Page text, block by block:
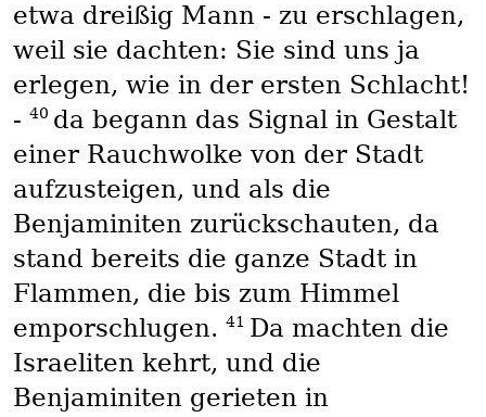
etwa dreißig Mann - zu erschlagen,
weil sie dachten: Sie sind uns ja
erlegen, wie in der ersten Schlacht!
- 40 da begann das Signal in Gestalt
einer Rauchwolke von der Stadt
aufzusteigen, und als die
Benjaminiten zurückschauten, da
stand bereits die ganze Stadt in
Flammen, die bis zum Himmel
emporschlugen. 41 Da machten die
Israeliten kehrt, und die
Benjaminiten gerieten in